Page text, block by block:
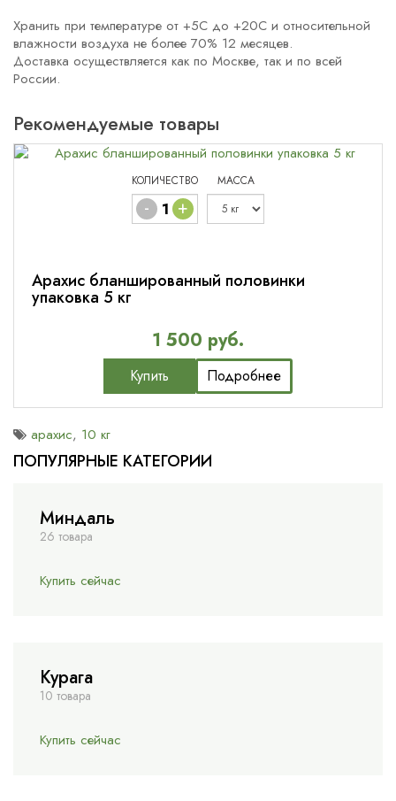
Хранить при температуре от +5С до +20С и относительной
влажности воздуха не более 70% 12 месяцев.
Доставка осуществляется как по Москве, так и по всей
России.
Рекомендуемые товары
КОЛИЧЕСТВО
- +
МАССА
Арахис бланшированный половинки
упаковка 5 кг
1 500 руб.
Купить Подробнее
арахис, 10 кг
ПОПУЛЯРНЫЕ КАТЕГОРИИ
Миндаль
26 товара
Купить сейчас
Курага
10 товара
Купить сейчас